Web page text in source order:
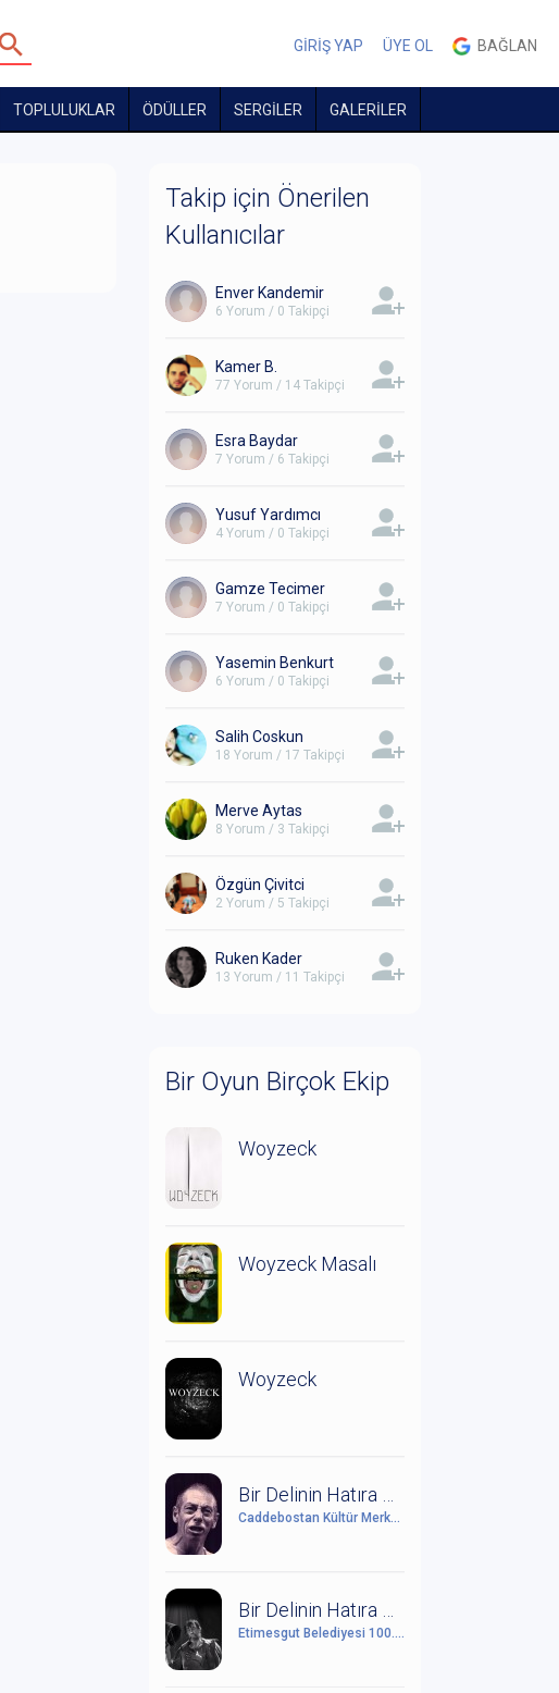
GİRİŞ YAP ÜYE OL BAĞLAN
TOPLULUKLAR ÖDÜLLER SERGİLER GALERİLER
Takip için Önerilen
Kullanıcılar
Enver Kandemir
6 Yorum / 0 Takipçi
Kamer B.
77 Yorum / 14 Takipçi
Esra Baydar
7 Yorum / 6 Takipçi
Yusuf Yardımcı
4 Yorum / 0 Takipçi
Gamze Tecimer
7 Yorum / 0 Takipçi
Yasemin Benkurt
6 Yorum / 0 Takipçi
Salih Coskun
18 Yorum / 17 Takipçi
Merve Aytas
8 Yorum / 3 Takipçi
Özgün Çivitci
2 Yorum / 5 Takipçi
Ruken Kader
13 Yorum / 11 Takipçi
Bir Oyun Birçok Ekip
Woyzeck
Woyzeck Masalı
Woyzeck
Caddebostan Kültür Merkezi
Etimesgut Belediyesi 100. Yıl Cumhuriyet Kültür Sanat Merkezi